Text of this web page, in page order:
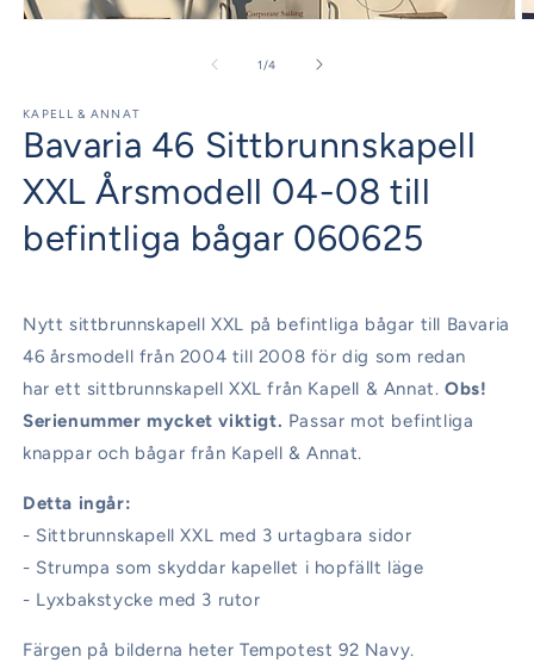
1/av
4
KAPELL & ANNAT
Bavaria 46 Sittbrunnskapell
XXL Årsmodell 04-08 till
befintliga bågar 060625
Nytt sittbrunnskapell XXL på befintliga bågar till Bavaria
46 årsmodell från 2004 till 2008 för dig som redan
har ett sittbrunnskapell XXL från Kapell & Annat.Obs!
Serienummer mycket viktigt. Passar mot befintliga
knappar och bågar från Kapell & Annat.
Detta ingår:
- Sittbrunnskapell XXL med 3 urtagbara sidor
- Strumpa som skyddar kapellet i hopfällt läge
- Lyxbakstycke med 3 rutor
Färgen på bilderna heter Tempotest 92 Navy.